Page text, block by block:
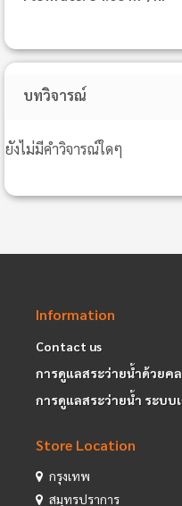
บทวิจารณ์
ยังไม่มีคำวิจารณ์ใดๆ
Information
Contact us
การดูแลสระว่ายน้ำด้วยค
การดูแลสระว่ายน้ำ ระบบ
Store Location
กรุงเทพ
สมุทรปราการ